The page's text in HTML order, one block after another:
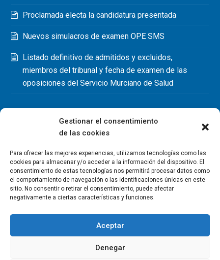
Gestionar el consentimiento
de las cookies
Para ofrecer las mejores experiencias, utilizamos tecnologías como las
cookies para almacenar y/o acceder a la información del dispositivo. El
consentimiento de estas tecnologías nos permitirá procesar datos como
el comportamiento de navegación o las identificaciones únicas en este
sitio. No consentir o retirar el consentimiento, puede afectar
negativamente a ciertas características y funciones.
Aceptar
Denegar
Proclamada electa la candidatura presentada
Nuevos simulacros de examen OPE SMS
Listado definitivo de admitidos y excluidos,
miembros del tribunal y fecha de examen de las
oposiciones del Servicio Murciano de Salud
Copyright Colegio Oficial de Fisioterapeutas de la Región de